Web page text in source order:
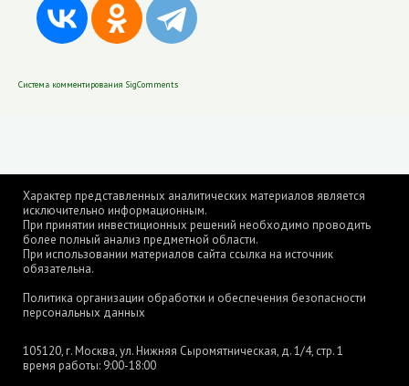
Система комментирования SigComments
Характер представленных аналитических материалов является
исключительно информационным.
При принятии инвестиционных решений необходимо проводить
более полный анализ предметной области.
При использовании материалов сайта ссылка на источник
обязательна.
Политика организации обработки и обеспечения безопасности
персональных данных
105120, г. Москва, ул. Нижняя Сыромятническая, д. 1/4, стр. 1
время работы: 9:00-18:00